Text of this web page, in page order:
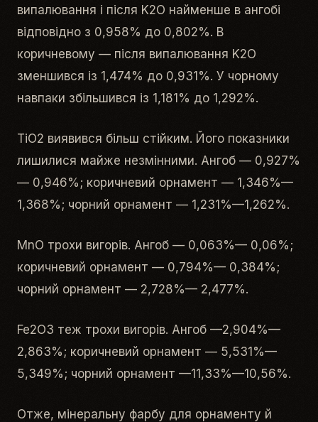
випалювання і після K2O найменше в ангобі
відповідно з 0,958% до 0,802%. В
коричневому — після випалювання K2O
зменшився із 1,474% до 0,931%. У чорному
навпаки збільшився із 1,181% до 1,292%.
TiO2 виявився більш стійким. Його показники
лишилися майже незмінними. Ангоб — 0,927%
— 0,946%; коричневий орнамент — 1,346%—
1,368%; чорний орнамент — 1,231%—1,262%.
MnO трохи вигорів. Ангоб — 0,063%— 0,06%;
коричневий орнамент — 0,794%— 0,384%;
чорний орнамент — 2,728%— 2,477%.
Fe2O3 теж трохи вигорів. Ангоб —2,904%—
2,863%; коричневий орнамент — 5,531%—
5,349%; чорний орнамент —11,33%—10,56%.
Отже, мінеральну фарбу для орнаменту й